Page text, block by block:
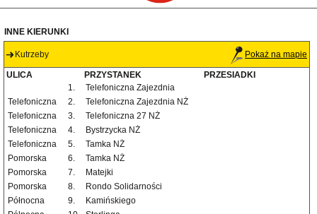
INNE KIERUNKI
Kutrzeby Pokaż na mapie
ULICA PRZYSTANEK
PRZESIADKI
1.
Telefoniczna Zajezdnia
Telefoniczna
2.
Telefoniczna Zajezdnia NŻ
Telefoniczna
3.
Telefoniczna 27 NŻ
Telefoniczna
4.
Bystrzycka NŻ
Telefoniczna
5.
Tamka NŻ
Pomorska
6.
Tamka NŻ
Pomorska
7.
Matejki
Pomorska
8.
Rondo Solidarności
Północna
9.
Kamińskiego